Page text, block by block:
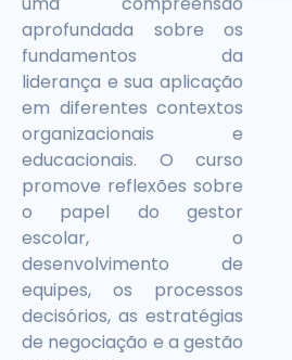
aprofundada sobre os
fundamentos da
liderança e sua aplicação
em diferentes contextos
organizacionais e
educacionais. O curso
promove reflexões sobre
o papel do gestor
escolar, o
desenvolvimento de
equipes, os processos
decisórios, as estratégias
de negociação e a gestão